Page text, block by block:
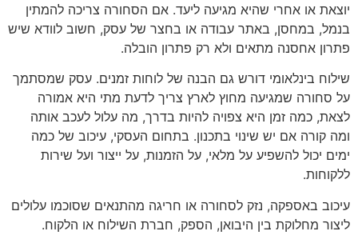
יוצאת או אחרי שהיא מגיעה ליעד. אם הסחורה צריכה להמתין
בנמל, במחסן, באתר עבודה או בחצר של עסק, חשוב לוודא שיש
פתרון אחסנה מתאים ולא רק פתרון הובלה.
שילוח בינלאומי דורש גם הבנה של לוחות זמנים. עסק שמסתמך
על סחורה שמגיעה מחוץ לארץ צריך לדעת מתי היא אמורה
לצאת, כמה זמן היא צפויה להיות בדרך, מה עלול לעכב אותה
ומה קורה אם יש שינוי בתכנון. בתחום העסקי, עיכוב של כמה
ימים יכול להשפיע על מלאי, על הזמנות, על ייצור ועל שירות
ללקוחות.
עיכוב באספקה, נזק לסחורה או חריגה מהתנאים שסוכמו עלולים
ליצור מחלוקת בין היבואן, הספק, חברת השילוח או הלקוח.